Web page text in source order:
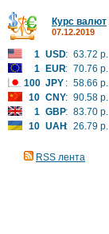
Курс валют
07.12.2019
1 USD: 63.72 р.
1
EUR: 70.76 р.
100 JPY : 58.66 р.
10 CNY: 90.58 р.
1 GBP: 83.70 р.
10 UAH: 26.79 р.
RSS лента